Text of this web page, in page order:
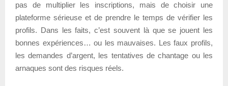
pas de multiplier les inscriptions, mais de choisir une
plateforme sérieuse et de prendre le temps de vérifier les
profils. Dans les faits, c’est souvent là que se jouent les
bonnes expériences… ou les mauvaises. Les faux profils,
les demandes d’argent, les tentatives de chantage ou les
arnaques sont des risques réels.